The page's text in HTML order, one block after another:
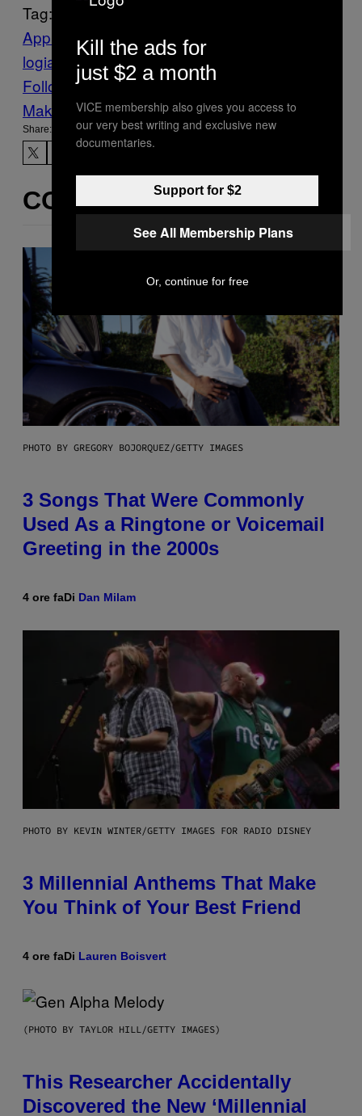
Tag:
Apple
computer Food
logia
Follow Us On Discover
Make Us Preferred In Top Stories
Share:
CONTENUTI SIMILI
PHOTO BY GREGORY BOJORQUEZ/GETTY IMAGES
3 Songs That Were Commonly
Used As a Ringtone or Voicemail
Greeting in the 2000s
4 ore faDi Dan Milam
PHOTO BY KEVIN WINTER/GETTY IMAGES FOR RADIO DISNEY
3 Millennial Anthems That Make
You Think of Your Best Friend
4 ore faDi Lauren Boisvert
(PHOTO BY TAYLOR HILL/GETTY IMAGES)
This Researcher Accidentally
Discovered the New ‘Millennial
Kill the ads for
just $2 a month
VICE membership also gives you access to
our very best writing and exclusive new
documentaries.
Support for $2
See All Membership Plans
Or, continue for free